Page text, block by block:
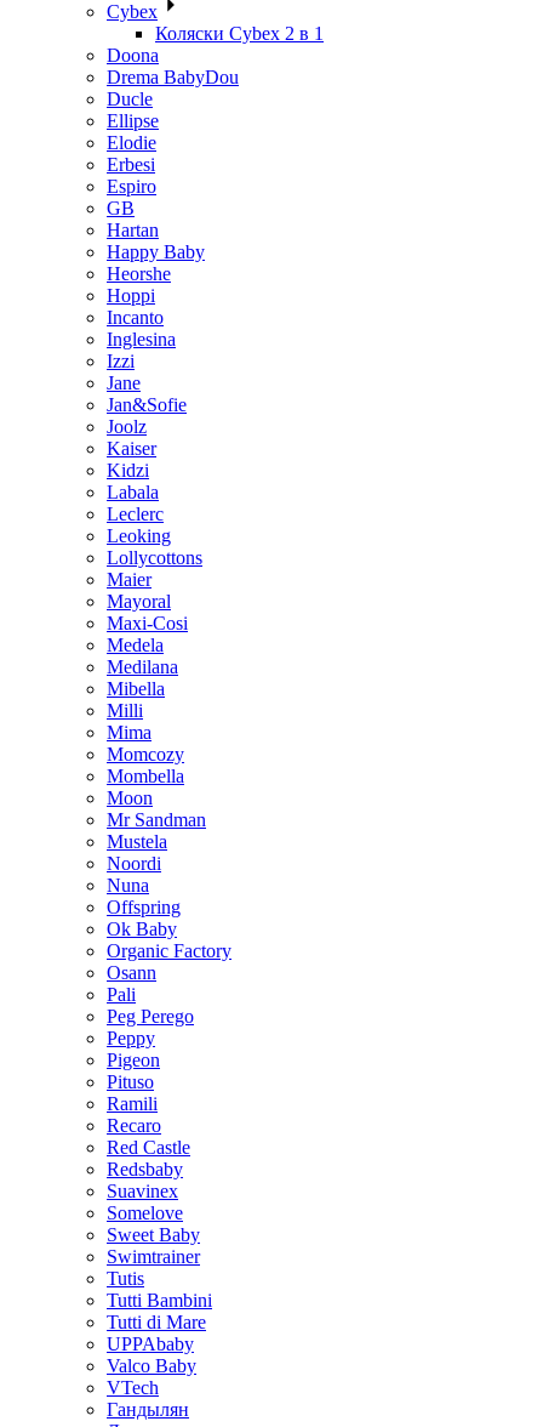
Cybex
Коляски Cybex 2 в 1
Doona
Drema BabyDou
Ducle
Ellipse
Elodie
Erbesi
Espiro
GB
Hartan
Happy Baby
Heorshe
Hoppi
Incanto
Inglesina
Izzi
Jane
Jan&Sofie
Joolz
Kaiser
Kidzi
Labala
Leclerc
Leoking
Lollycottons
Maier
Mayoral
Maxi-Cosi
Medela
Medilana
Mibella
Milli
Mima
Momcozy
Mombella
Moon
Mr Sandman
Mustela
Noordi
Nuna
Offspring
Ok Baby
Organic Factory
Osann
Pali
Peg Perego
Peppy
Pigeon
Pituso
Ramili
Recaro
Red Castle
Redsbaby
Suavinex
Somelove
Sweet Baby
Swimtrainer
Tutis
Tutti Bambini
Tutti di Mare
UPPAbaby
Valco Baby
VTech
Гандылян